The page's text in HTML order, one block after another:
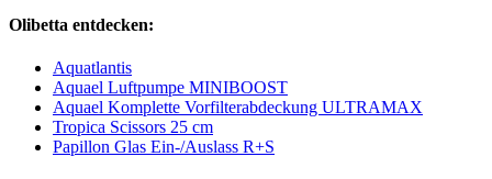
Olibetta entdecken:
Aquatlantis
Aquael Luftpumpe MINIBOOST
Aquael Komplette Vorfilterabdeckung ULTRAMAX
Tropica Scissors 25 cm
Papillon Glas Ein-/Auslass R+S